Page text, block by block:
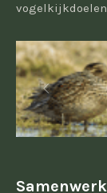
vogelkijkdoelen